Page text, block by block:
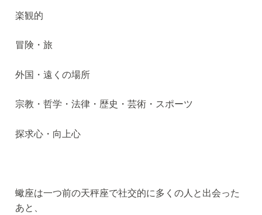
楽観的
冒険・旅
外国・遠くの場所
宗教・哲学・法律・歴史・芸術・スポーツ
探求心・向上心
蠍座は一つ前の天秤座で社交的に多くの人と出会った
あと、